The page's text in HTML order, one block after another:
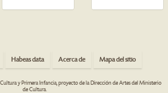
Habeas data Acerca de Mapa del sitio
y Primera Infancia, proyecto de la Dirección de Artes del Ministerio
de Cultura.